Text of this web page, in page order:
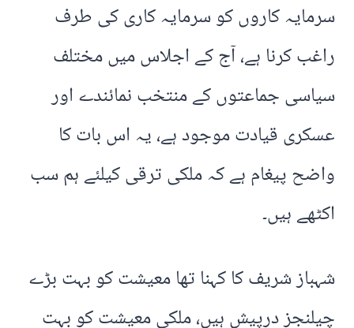
سرمایہ کاروں کو سرمایہ کاری کی طرف
راغب کرنا ہے، آج کے اجلاس میں مختلف
سیاسی جماعتوں کے منتخب نمائندے اور
عسکری قیادت موجود ہے، یہ اس بات کا
واضح پیغام ہے کہ ملکی ترقی کیلئے ہم سب
اکٹھے ہیں۔
شہباز شریف کا کہنا تھا معیشت کو بہت بڑے
چیلنجز درپیش ہیں، ملکی معیشت کو بہت